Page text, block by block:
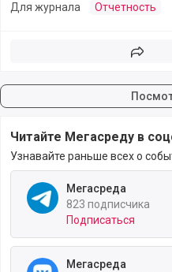
Для журнала Отчетность
Читайте Мегасреду в
Узнавайте раньше всех о
Мегасреда
823 подписчика
Подписаться
Мегасреда